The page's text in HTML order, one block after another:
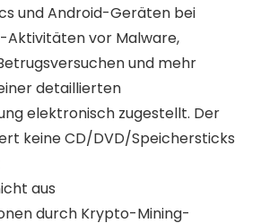
und Android-Geräten bei
Aktivitäten vor Malware,
und mehr
detaillierten
elektronisch zugestellt. Der
keine CD/DVD/Speichersticks
aus
durch Krypto-Mining-